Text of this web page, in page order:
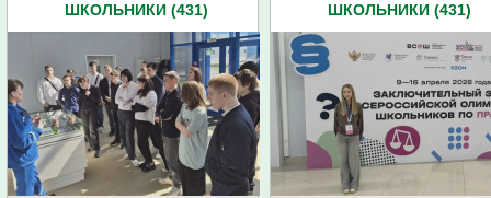
ШКОЛЬНИКИ (431) ШКОЛЬНИКИ (431)